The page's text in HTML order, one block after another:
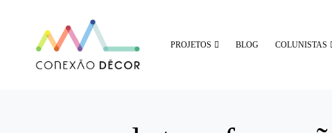
PROJETOS BLOG COLUNISTAS